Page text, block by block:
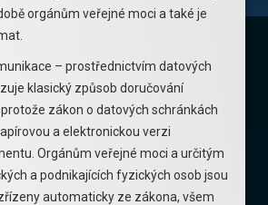
orgánům veřejné moci a také je
– prostřednictvím datových
klasický způsob doručování
zákon o datových schránkách
a elektronickou verzi
Orgánům veřejné moci a určitým
a podnikajících fyzických osob jsou
automaticky ze zákona, všem